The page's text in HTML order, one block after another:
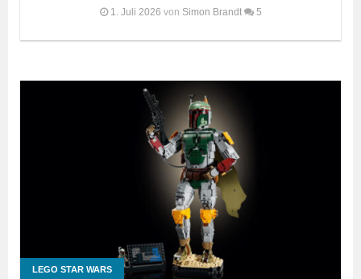
1. Juli 2026 von Simon Brandt 5
LEGO STAR WARS